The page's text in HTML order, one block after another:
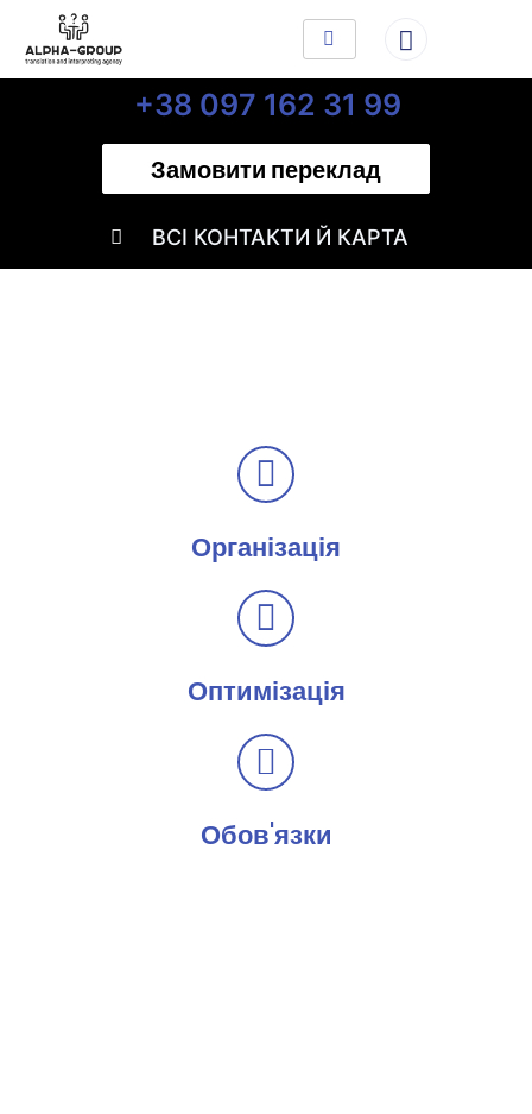
+38 097 162 31 99
Замовити переклад
ВСІ КОНТАКТИ Й КАРТА
Організація
Оптимізація
Обов'язки